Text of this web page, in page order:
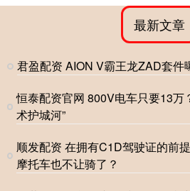
最新文章
君盈配资 AION V霸王龙ZAD套件
恒泰配资官网 800V电车只要13万
术护城河”
顺发配资 在拥有C1D驾驶证的前
摩托车也不让骑了？